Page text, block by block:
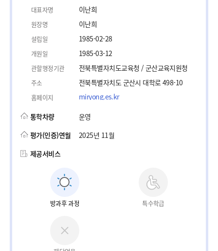
대표자명 이난희
원장명 이난희
설립일 1985-02-28
개원일 1985-03-12
관할행정기관 전북특별자치도교육청 / 군산교육지원청
주소 전북특별자치도 군산시 대학로 498-10
홈페이지 miryong.es.kr
통학차량
운영
평가(인증)연월
2025년 11월
제공서비스
방과후 과정 특수학급